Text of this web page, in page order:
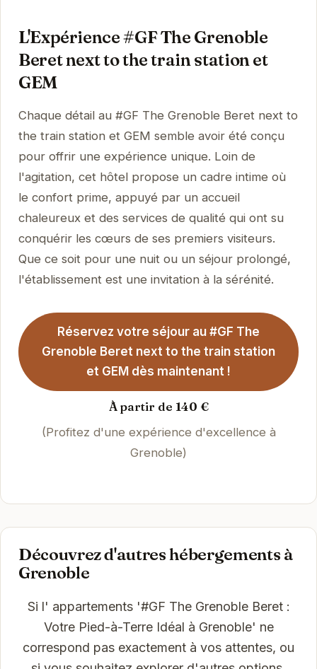
L'Expérience #GF The Grenoble
Beret next to the train station et
GEM
Chaque détail au #GF The Grenoble Beret next to
the train station et GEM semble avoir été conçu
pour offrir une expérience unique. Loin de
l'agitation, cet hôtel propose un cadre intime où
le confort prime, appuyé par un accueil
chaleureux et des services de qualité qui ont su
conquérir les cœurs de ses premiers visiteurs.
Que ce soit pour une nuit ou un séjour prolongé,
l'établissement est une invitation à la sérénité.
Réservez votre séjour au #GF The
Grenoble Beret next to the train station
et GEM dès maintenant !
À partir de 140 €
(Profitez d'une expérience d'excellence à
Grenoble)
Découvrez d'autres hébergements à
Grenoble
Si l' appartements '#GF The Grenoble Beret :
Votre Pied-à-Terre Idéal à Grenoble' ne
correspond pas exactement à vos attentes, ou